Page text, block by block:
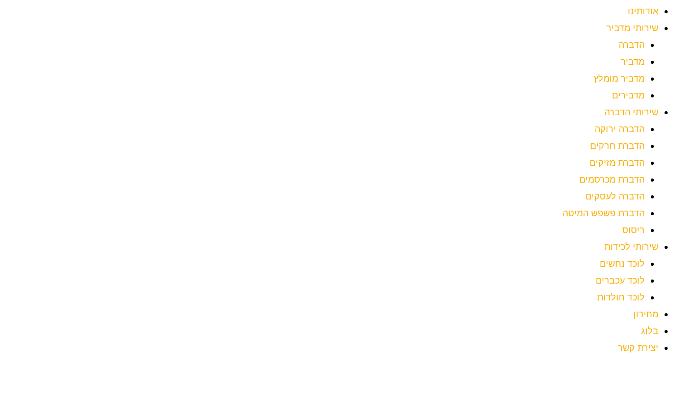
אודותינו
שירותי מדביר
הדברה
מדביר
מדביר מומלץ
מדבירים
שירותי הדברה
הדברה ירוקה
הדברת חרקים
הדברת מזיקים
הדברת מכרסמים
הדברה לעסקים
הדברת פשפש המיטה
ריסוס
שירותי לכידות
לוכד נחשים
לוכד עכברים
לוכד חולדות
מחירון
בלוג
יצירת קשר